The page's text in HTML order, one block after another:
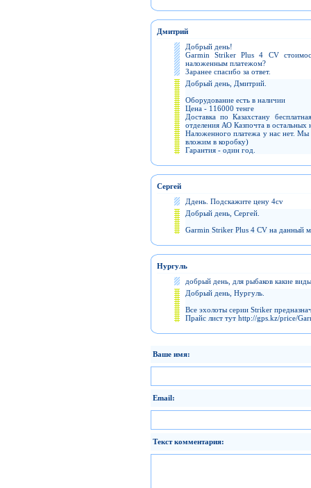
Дмитрий
Добрый день!
Garmin Striker Plus 4 CV
наложенным платежом?
Заранее спасибо за ответ.
Добрый день, Дмитрий.
Оборудование есть в наличии
Цена - 116000 тенге
Доставка по Казахстану
отделения АО Казпочта в остальных
Наложенного платежа у нас нет. Мы
вложим в коробку)
Гарантия - один год.
Сергей
Ддень. Подскажите цену 4cv
Добрый день, Сергей.
Garmin Striker Plus 4 CV на данный
Нургуль
добрый день, для рыбаков какие
Добрый день, Нургуль.
Все эхолоты серии Striker
Прайс лист тут http://gps.kz/price/
Ваше имя:
Email:
Текст комментария: